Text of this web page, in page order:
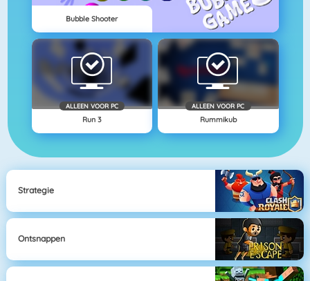
Bubble Shooter
ALLEEN VOOR PC
Run 3
ALLEEN VOOR PC
Rummikub
Strategie
Ontsnappen